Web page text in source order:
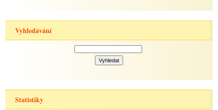
Vyhledávání
Statistiky